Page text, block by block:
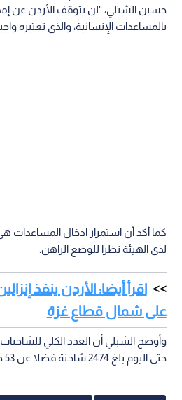
حسين الشبلي، "لن يتوقف الأردن عن
بالمساعدات الإنسانية، والذي تعتبره
كما أكد أن استمرار ادخال المساعدات
لدى الهيئة نظرا للوضع الراهن.
اقرأ أيضا: الأردن ينفذ
على شمال قطاع غزة
وأوضح الشبلي أن العدد الكلي
حتى اليوم بلغ 2474 شاحنة فضلا عن 53 طائرة عبر العريش.